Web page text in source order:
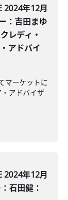
2024年12月
：吉田まゆ
レディ・
アドバイ
マーケットに
アドバイザ
2024年12月
石田健：